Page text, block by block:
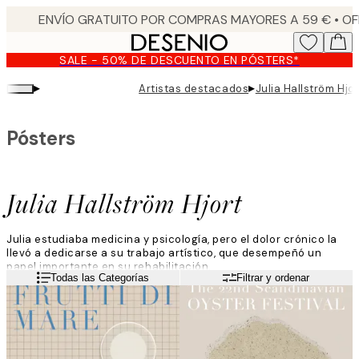
content.SALE - 50% DE DESCUENTO EN PÓSTERS*
▸ Artistas destacados▸Julia Hallström
Julia Hallström Hjort
Pósters
Julia estudiaba medicina y psicología, pero el dolor crónico la
llevó a dedicarse a su trabajo artístico, que desempeñó un
papel importante en su rehabilitación.
Trabaja para crear un arte que transmita una sensación de
calma y paz, a menudo utilizando colores neutros o apagados. A
partir de un dibujo hecho a mano, edita la obra digitalmente
para obtener un resultado acabado.
Como amante de la naturaleza nórdica, Julia se inspira a
Leer másTodas las Categorías Filtrar y ordenar